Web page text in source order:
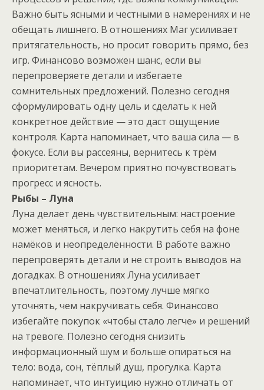
Важно быть ясными и честными в намерениях и не
обещать лишнего. В отношениях Маг усиливает
притягательность, но просит говорить прямо, без
игр. Финансово возможен шанс, если вы
перепроверяете детали и избегаете
сомнительных предложений. Полезно сегодня
сформулировать одну цель и сделать к ней
конкретное действие — это даст ощущение
контроля. Карта напоминает, что ваша сила — в
фокусе. Если вы рассеяны, вернитесь к трём
приоритетам. Вечером приятно почувствовать
прогресс и ясность.
Рыбы – Луна
Луна делает день чувствительным: настроение
может меняться, и легко накрутить себя на фоне
намёков и неопределённости. В работе важно
перепроверять детали и не строить выводов на
догадках. В отношениях Луна усиливает
впечатлительность, поэтому лучше мягко
уточнять, чем накручивать себя. Финансово
избегайте покупок «чтобы стало легче» и решений
на тревоге. Полезно сегодня снизить
информационный шум и больше опираться на
тело: вода, сон, тёплый душ, прогулка. Карта
напоминает, что интуицию нужно отличать от